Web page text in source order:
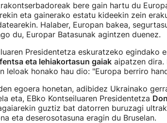
bere gain hartu du
eta gainerako estatu kideekin zein
Halaber, Europan bakea,
du, Europar Batasunak agintzen duenez.
Presidentetza eskuratzeko egindako
eta lehiakortasun gaiakaipatzen dira.
leloak honako hau dio: "Europa berriro
egoera honetan, adibidez Ukrainako
eta, EBko Kontseiluaren Presidentetza
guztiz bat datorren buruzagi
eta deserosotasuna eragin du Bruselan.